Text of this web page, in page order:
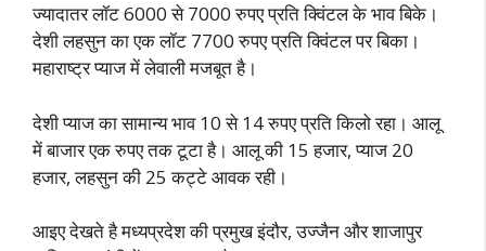
ज्यादातर लॉट 6000 से 7000 रुपए प्रति क्विंटल के भाव बिके।
देशी लहसुन का एक लॉट 7700 रुपए प्रति क्विंटल पर बिका।
महाराष्ट्र प्याज में लेवाली मजबूत है।
देशी प्याज का सामान्य भाव 10 से 14 रुपए प्रति किलो रहा। आलू
में बाजार एक रुपए तक टूटा है। आलू की 15 हजार, प्याज 20
हजार, लहसुन की 25 कट्टे आवक रही।
आइए देखते है मध्यप्रदेश की प्रमुख इंदौर, उज्जैन और शाजापुर